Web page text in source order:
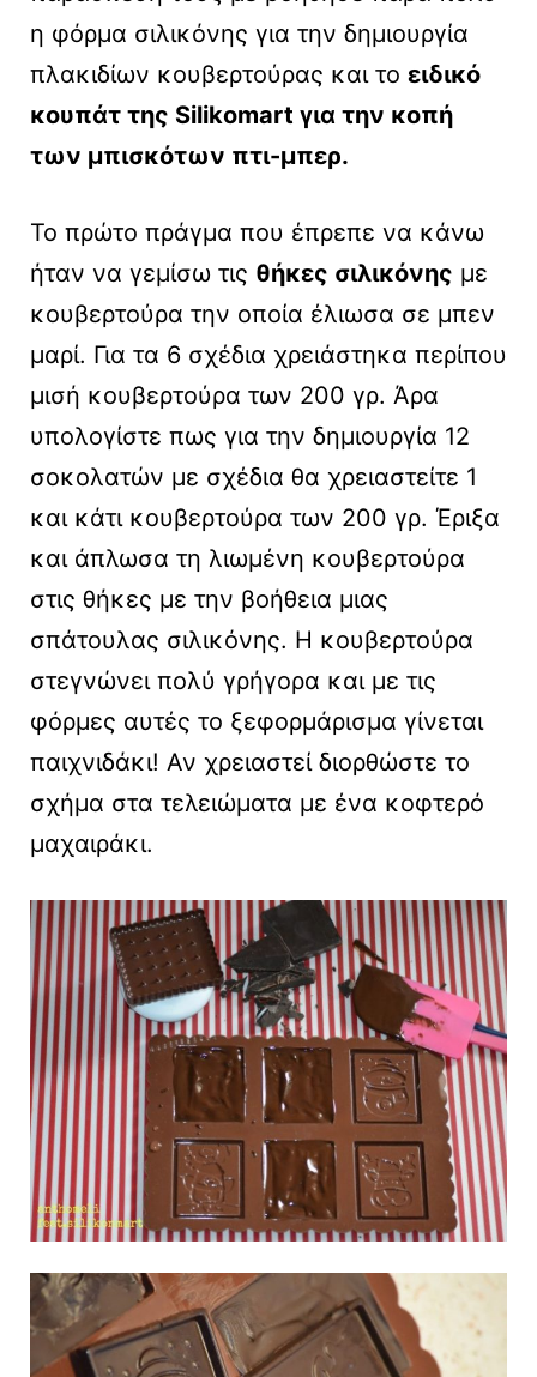
η φόρμα σιλικόνης για την δημιουργία
πλακιδίων κουβερτούρας και το ειδικό
κουπάτ της Silikomart για την κοπή
των μπισκότων πτι-μπερ.
Το πρώτο πράγμα που έπρεπε να κάνω
ήταν να γεμίσω τις θήκες σιλικόνης με
κουβερτούρα την οποία έλιωσα σε μπεν
μαρί. Για τα 6 σχέδια χρειάστηκα περίπου
μισή κουβερτούρα των 200 γρ. Άρα
υπολογίστε πως για την δημιουργία 12
σοκολατών με σχέδια θα χρειαστείτε 1
και κάτι κουβερτούρα των 200 γρ. Έριξα
και άπλωσα τη λιωμένη κουβερτούρα
στις θήκες με την βοήθεια μιας
σπάτουλας σιλικόνης. Η κουβερτούρα
στεγνώνει πολύ γρήγορα και με τις
φόρμες αυτές το ξεφορμάρισμα γίνεται
παιχνιδάκι! Αν χρειαστεί διορθώστε το
σχήμα στα τελειώματα με ένα κοφτερό
μαχαιράκι.